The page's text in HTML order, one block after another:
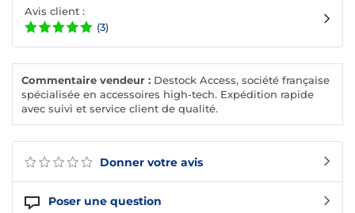
Donner votre avis
Poser une question
Avis client :
(3)
Commentaire vendeur : Destock Access, société française
spécialisée en accessoires high-tech. Expédition rapide
avec suivi et service client de qualité.